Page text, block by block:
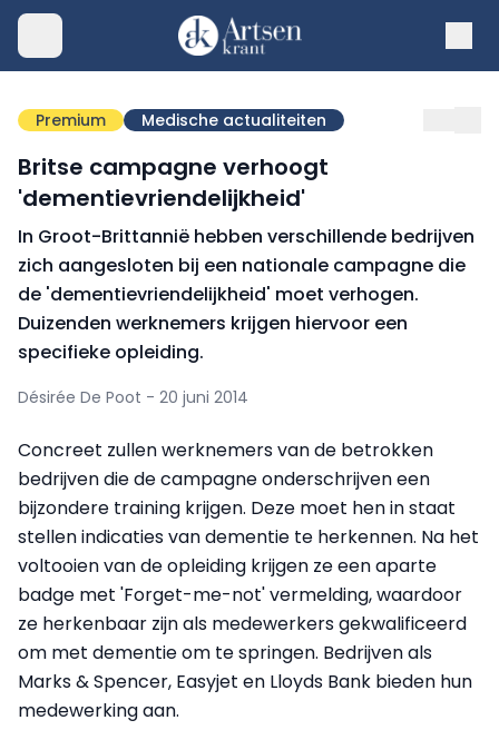
Premium Medische actualiteiten
Britse campagne verhoogt
'dementievriendelijkheid'
In Groot-Brittannië hebben verschillende bedrijven
zich aangesloten bij een nationale campagne die
de 'dementievriendelijkheid' moet verhogen.
Duizenden werknemers krijgen hiervoor een
specifieke opleiding.
Désirée De Poot - 20 juni 2014
Concreet zullen werknemers van de betrokken
bedrijven die de campagne onderschrijven een
bijzondere training krijgen. Deze moet hen in staat
stellen indicaties van dementie te herkennen. Na het
voltooien van de opleiding krijgen ze een aparte
badge met 'Forget-me-not' vermelding, waardoor
ze herkenbaar zijn als medewerkers gekwalificeerd
om met dementie om te springen. Bedrijven als
Marks & Spencer, Easyjet en Lloyds Bank bieden hun
medewerking aan.